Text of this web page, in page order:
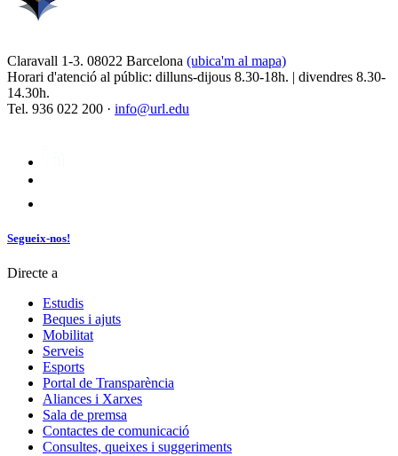
Claravall 1-3. 08022 Barcelona (ubica'm al mapa)
Horari d'atenció al públic: dilluns-dijous 8.30-18h. | divendres 8.30-
14.30h.
Tel. 936 022 200 · info@url.edu
Segueix-nos!
Directe a
Estudis
Beques i ajuts
Mobilitat
Serveis
Esports
Portal de Transparència
Aliances i Xarxes
Sala de premsa
Contactes de comunicació
Consultes, queixes i suggeriments